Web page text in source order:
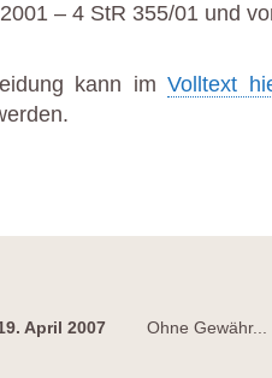
– 4 StR 355/01 und
kann im Volltext
April 2007 Ohne Gewähr...